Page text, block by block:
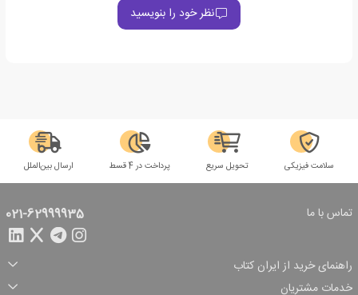
نظر خود را بنویسید
سلامت فیزیکی تحویل سریع پرداخت در 4 قسط ارسال بین‌الملل
تماس با ما 021-62999935
راهنمای خرید از ایران کتاب
ثبت سفارش
شرایط ارسال سفارش
شیوه پرداخت
تخفیف‌های خرید
خدمات مشتریان